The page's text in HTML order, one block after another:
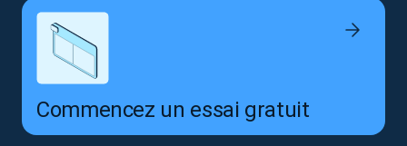
Commencez un essai gratuit